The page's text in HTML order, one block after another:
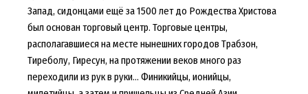
Запад, сидонцами ещё за 1500 лет до Рождества Христова
был основан торговый центр. Торговые центры,
располагавшиеся на месте нынешних городов Трабзон,
Тиреболу, Гиресун, на протяжении веков много раз
переходили из рук в руки... Финикийцы, ионийцы,